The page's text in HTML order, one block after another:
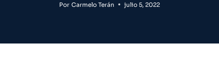
Por Carmelo Terán julio 5, 2022